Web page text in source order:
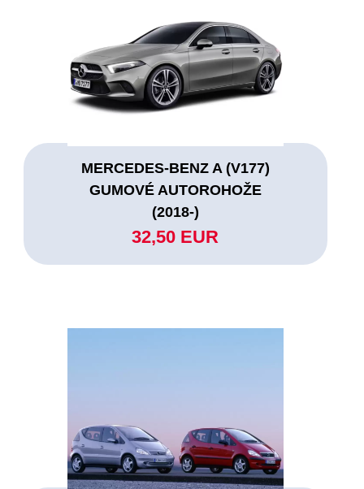
MERCEDES-BENZ A (V177)
GUMOVÉ AUTOROHOŽE
(2018-)
32,50 EUR